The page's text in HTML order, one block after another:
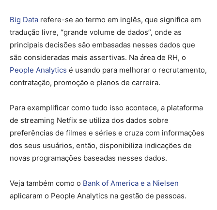
Big Data refere-se ao termo em inglês, que significa em
tradução livre, “grande volume de dados”, onde as
principais decisões são embasadas nesses dados que
são consideradas mais assertivas. Na área de RH, o
People Analytics é usando para melhorar o recrutamento,
contratação, promoção e planos de carreira.
Para exemplificar como tudo isso acontece, a plataforma
de streaming Netfix se utiliza dos dados sobre
preferências de filmes e séries e cruza com informações
dos seus usuários, então, disponibiliza indicações de
novas programações baseadas nesses dados.
Veja também como o Bank of America e a Nielsen
aplicaram o People Analytics na gestão de pessoas.